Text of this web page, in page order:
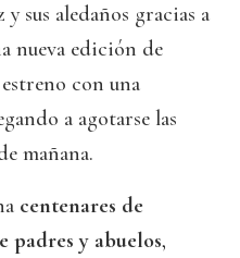
y sus aledaños gracias a
nueva edición de
con una
a agotarse las
mañana.
centenares de
padres y abuelos,